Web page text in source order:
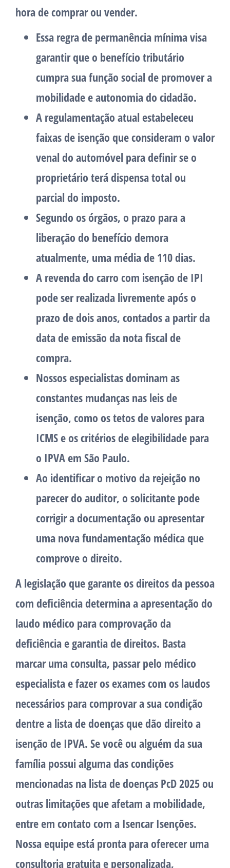
hora de comprar ou vender.
Essa regra de permanência mínima visa
garantir que o benefício tributário
cumpra sua função social de promover a
mobilidade e autonomia do cidadão.
A regulamentação atual estabeleceu
faixas de isenção que consideram o valor
venal do automóvel para definir se o
proprietário terá dispensa total ou
parcial do imposto.
Segundo os órgãos, o prazo para a
liberação do benefício demora
atualmente, uma média de 110 dias.
A revenda do carro com isenção de IPI
pode ser realizada livremente após o
prazo de dois anos, contados a partir da
data de emissão da nota fiscal de
compra.
Nossos especialistas dominam as
constantes mudanças nas leis de
isenção, como os tetos de valores para
ICMS e os critérios de elegibilidade para
o IPVA em São Paulo.
Ao identificar o motivo da rejeição no
parecer do auditor, o solicitante pode
corrigir a documentação ou apresentar
uma nova fundamentação médica que
comprove o direito.
A legislação que garante os direitos da pessoa
com deficiência determina a apresentação do
laudo médico para comprovação da
deficiência e garantia de direitos. Basta
marcar uma consulta, passar pelo médico
especialista e fazer os exames com os laudos
necessários para comprovar a sua condição
dentre a lista de doenças que dão direito a
isenção de IPVA. Se você ou alguém da sua
família possui alguma das condições
mencionadas na lista de doenças PcD 2025 ou
outras limitações que afetam a mobilidade,
entre em contato com a Isencar Isenções.
Nossa equipe está pronta para oferecer uma
consultoria gratuita e personalizada,